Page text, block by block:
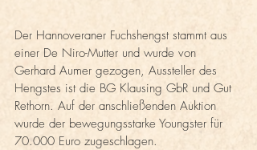
Der Hannoveraner Fuchshengst stammt aus
einer De Niro-Mutter und wurde von
Gerhard Aumer gezogen, Aussteller des
Hengstes ist die BG Klausing GbR und Gut
Rethorn. Auf der anschließenden Auktion
wurde der bewegungsstarke Youngster für
70.000 Euro zugeschlagen.